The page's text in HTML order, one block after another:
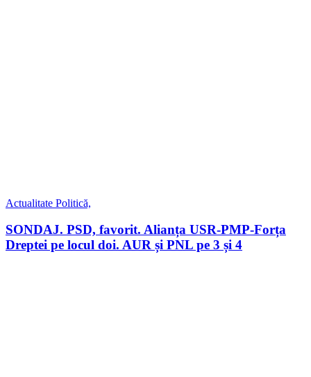
Actualitate Politică,
SONDAJ. PSD, favorit. Alianța USR-PMP-Forța
Dreptei pe locul doi. AUR și PNL pe 3 și 4